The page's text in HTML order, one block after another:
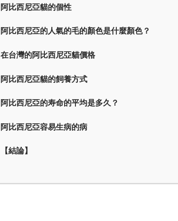
阿比西尼亞貓的個性
阿比西尼亞的人氣的毛的顏色是什麼顏色？
在台灣的阿比西尼亞貓價格
阿比西尼亞貓的飼養方式
阿比西尼亞的寿命的平均是多久？
阿比西尼亞容易生病的病
【結論】